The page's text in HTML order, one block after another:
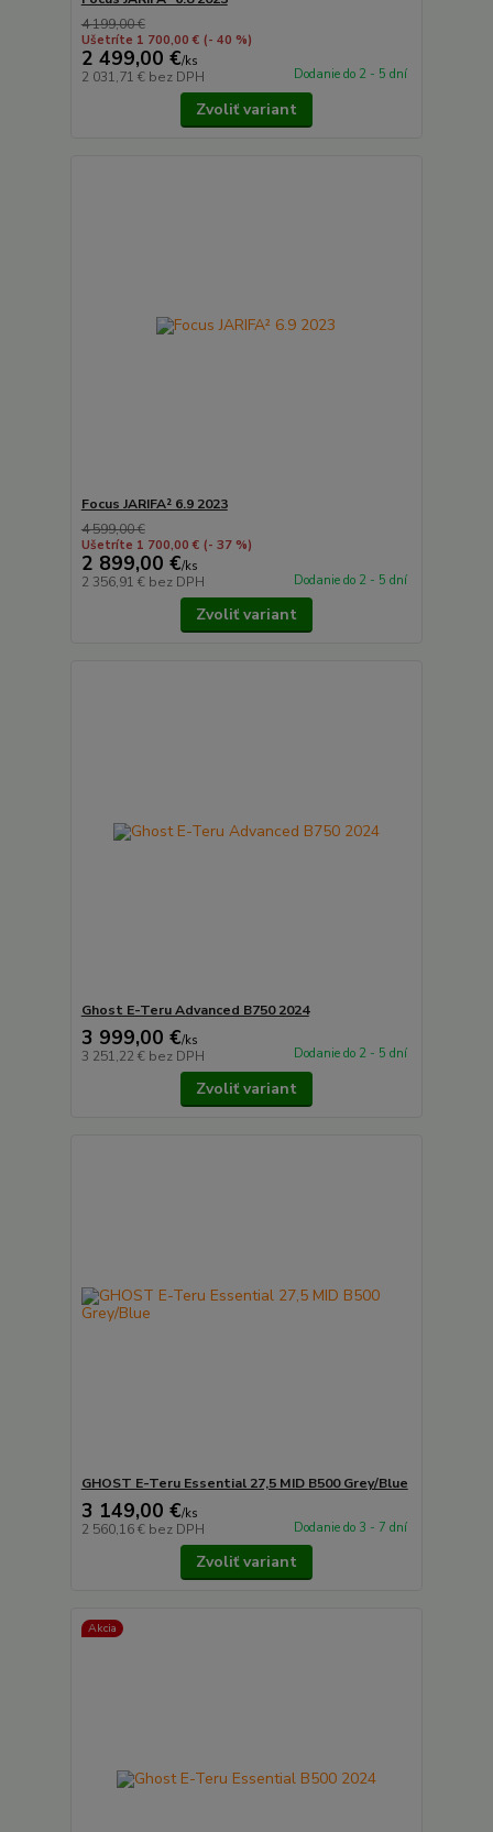
4 199,00 €
Ušetríte 1 700,00 € (- 40 %)
2 499,00 €/ks
2 031,71 € bez DPH Dodanie do 2 - 5 dní
Zvoliť variant
Focus JARIFA² 6.9 2023
4 599,00 €
Ušetríte 1 700,00 € (- 37 %)
2 899,00 €/ks
2 356,91 € bez DPH Dodanie do 2 - 5 dní
Zvoliť variant
Ghost E-Teru Advanced B750 2024
3 999,00 €/ks
3 251,22 € bez DPH Dodanie do 2 - 5 dní
Zvoliť variant
GHOST E-Teru Essential 27,5 MID B500 Grey/Blue
3 149,00 €/ks
2 560,16 € bez DPH Dodanie do 3 - 7 dní
Zvoliť variant
Akcia